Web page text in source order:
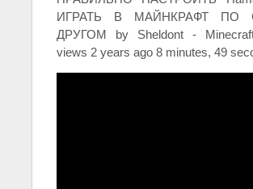
ИГРАТЬ В МАЙНКРАФТ ПО
ДРУГОМ by Sheldont -
views 2 years ago 8 minutes, 49